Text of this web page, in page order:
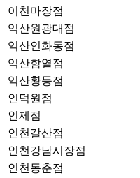
이천마장점
익산원광대점
익산인화동점
익산함열점
익산황등점
인덕원점
인제점
인천갈산점
인천강남시장점
인천동춘점